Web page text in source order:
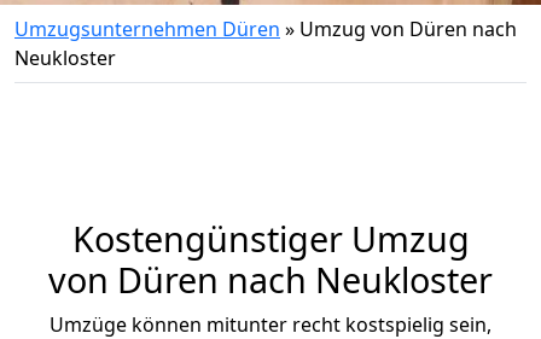
Umzugsunternehmen Düren » Umzug von Düren nach
Neukloster
Kostengünstiger Umzug
von Düren nach Neukloster
Umzüge können mitunter recht kostspielig sein,